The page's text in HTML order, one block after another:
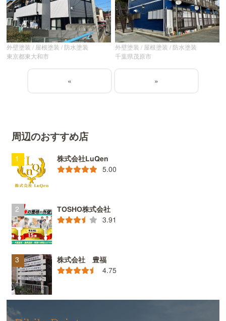
外壁塗装 / 屋根塗装 / 防水塗装
東京都東大和市
外壁塗装 / 屋根塗装 / 防水塗装
千葉県茂原市
« »
周辺のおすすめ店
株式会社LuQen
5.00
TOSHO株式会社
3.91
株式会社 豊福
4.75